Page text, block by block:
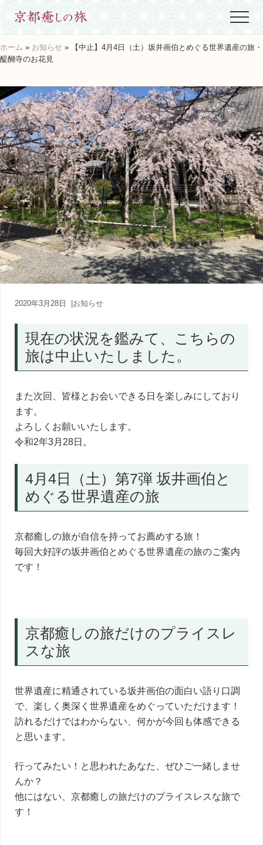
main
content
primary
sidebar
footer
世
界
に
た
た
ひ
と
つ、
京
都
生
ま
れ
京
都
育
ち
の
案
内
人
あ
た
添
Menu
ホーム » お知らせ » 【中止】4月4日（土）坂井画伯とめぐる世界遺産の旅・
醍醐寺のお花見
2020年3月28日 お知らせ
現在の状況を鑑みて、こちらの
旅は中止いたしました。
また次回、皆様とお会いできる日を楽しみにしており
ます。
よろしくお願いいたします。
令和2年3月28日。
4月4日（土）第7弾 坂井画伯と
めぐる世界遺産の旅
京都癒しの旅が自信を持ってお薦めする旅！
毎回大好評の坂井画伯とめぐる世界遺産の旅のご案内
です！
京都癒しの旅だけのプライスレ
スな旅
世界遺産に精通されている坂井画伯の面白い語り口調
で、楽しく奥深く世界遺産をめぐっていただけます！
訪れるだけではわからない、何かが今回も体感できる
と思います。
行ってみたい！と思われたあなた、ぜひご一緒しませ
んか？
他にはない、京都癒しの旅だけのプライスレスな旅で
す！